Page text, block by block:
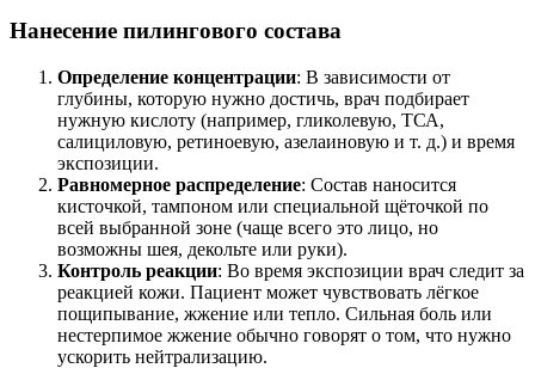
Нанесение пилингового состава
Определение концентрации: В зависимости от
глубины, которую нужно достичь, врач подбирает
нужную кислоту (например, гликолевую, ТСА,
салициловую, ретиноевую, азелаиновую и т. д.) и время
экспозиции.
Равномерное распределение: Состав наносится
кисточкой, тампоном или специальной щёточкой по
всей выбранной зоне (чаще всего это лицо, но
возможны шея, декольте или руки).
Контроль реакции: Во время экспозиции врач следит за
реакцией кожи. Пациент может чувствовать лёгкое
пощипывание, жжение или тепло. Сильная боль или
нестерпимое жжение обычно говорят о том, что нужно
ускорить нейтрализацию.